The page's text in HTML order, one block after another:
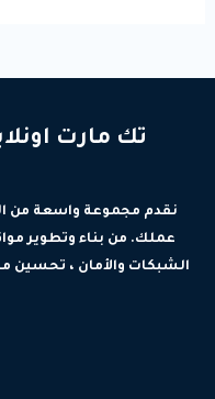
تك مارت
نقدم مجموعة واسعة من
عملك. من بناء وتطوير